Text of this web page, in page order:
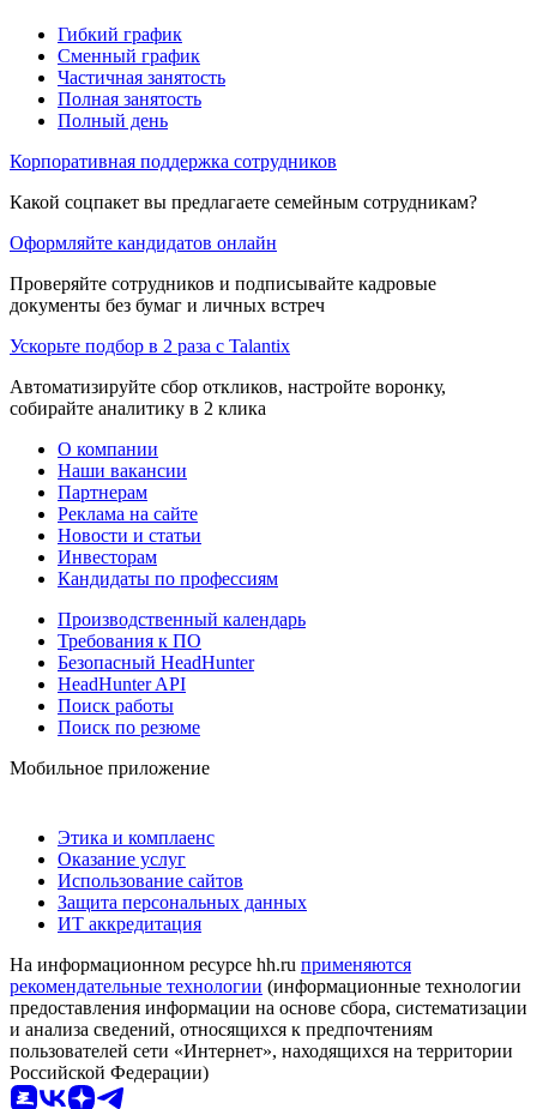
Гибкий график
Сменный график
Частичная занятость
Полная занятость
Полный день
Корпоративная поддержка сотрудников
Какой соцпакет вы предлагаете семейным сотрудникам?
Оформляйте кандидатов онлайн
Проверяйте сотрудников и подписывайте кадровые
документы без бумаг и личных встреч
Ускорьте подбор в 2 раза с Talantix
Автоматизируйте сбор откликов, настройте воронку,
собирайте аналитику в 2 клика
О компании
Наши вакансии
Партнерам
Реклама на сайте
Новости и статьи
Инвесторам
Кандидаты по профессиям
Производственный календарь
Требования к ПО
Безопасный HeadHunter
HeadHunter API
Поиск работы
Поиск по резюме
Мобильное приложение
Этика и комплаенс
Оказание услуг
Использование сайтов
Защита персональных данных
ИТ аккредитация
На информационном ресурсе hh.ru применяются
рекомендательные технологии (информационные технологии
предоставления информации на основе сбора, систематизации
и анализа сведений, относящихся к предпочтениям
пользователей сети «Интернет», находящихся на территории
Российской Федерации)